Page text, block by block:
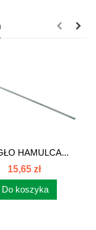
HAMULCA...
15,65 zł
Do koszyka